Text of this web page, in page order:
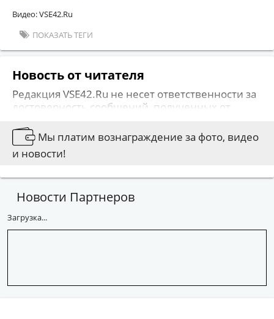
Видео: VSE42.Ru
ПОКАЗАТЬ ТЕГИ
Новость от читателя
Редакция VSE42.Ru не несет ответственности за
достоверность сообщений, полученных от
может не совпадать с позицией авторов
сообщений. На сайте не публикуется
информация, носящая оскорбительный
которые могут привести к нарушению
действующего законодательства.
Вы можете сообщить новости:
Мы платим вознаграждение за фото, видео
и новости!
Новости Партнеров
Загрузка...